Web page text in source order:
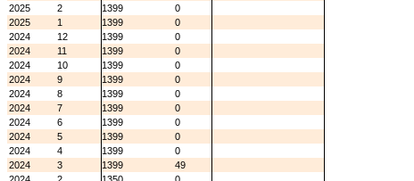
2025
2 1399
0
2025
1 1399
0
2024
12 1399
0
2024
11 1399
0
2024
10 1399
0
2024
9 1399
0
2024
8 1399
0
2024
7 1399
0
2024
6 1399
0
2024
5 1399
0
2024
4 1399
0
2024
3 1399
49